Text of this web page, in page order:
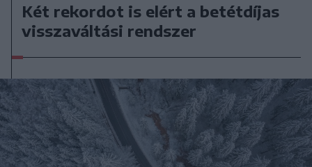
Két rekordot is elért a betétdíjas
visszaváltási rendszer